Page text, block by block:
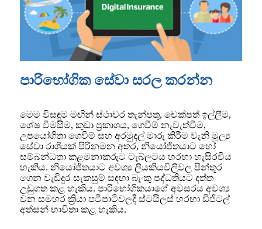
පාරිභෝගික සේවා සරල කරන්න
මෙම විසඳුම මඟින් ස්ථාවර තැන්පතු, චෙක්පත් ඉල්ලීම,
ශේෂ විමසීම, කුඩා ප්‍රකාශය, ගෙවීම් නැවැත්වීම,
උපයෝගිතා ගෙවීම් සහ අරමුදල් මාරු කිරීම වැනි මූල්‍ය
සේවා රාශියක් පිරිනමන අතර, නියෝජිතයාට හෝ
සම්බන්ධතා කළමනාකරුට ටැබ්ලටය හරහා හැසිරවිය
හැකිය. නියෝජිතයාට අවශ්‍ය ලියකියවිලිවල පින්තූර
ගෙන වැඩිදුර සැකසුම් සඳහා බැංකු පද්ධතියට දත්ත
උඩුගත කළ හැකිය. පාරිභෝගිකයාගේ අවසරය අවශ්‍ය
වන සමහර ක්‍රියා පටිපාටිවලදී ස්ටයිලස් හරහා ඩිජිටල්
අත්සන් භාවිතා කළ හැකිය.